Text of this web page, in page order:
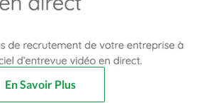
En Savoir Plus